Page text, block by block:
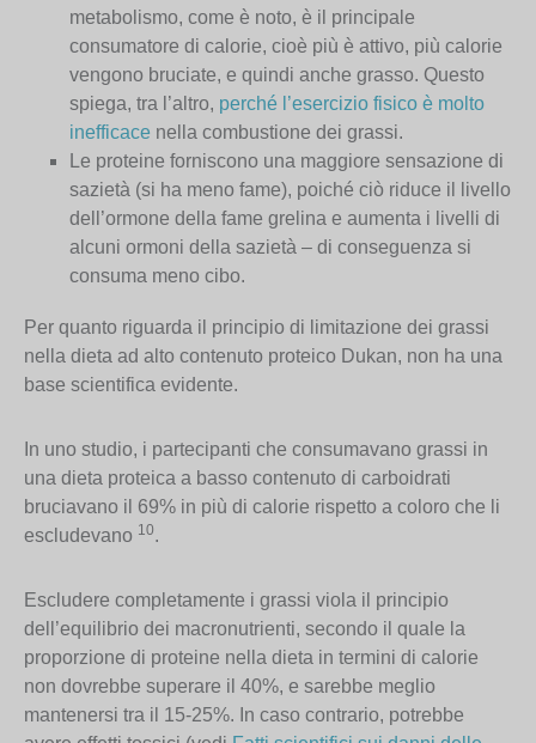
metabolismo, come è noto, è il principale
consumatore di calorie, cioè più è attivo, più calorie
vengono bruciate, e quindi anche grasso. Questo
spiega, tra l’altro, perché l’esercizio fisico è molto
inefficace nella combustione dei grassi.
Le proteine forniscono una maggiore sensazione di
sazietà (si ha meno fame), poiché ciò riduce il livello
dell’ormone della fame grelina e aumenta i livelli di
alcuni ormoni della sazietà – di conseguenza si
consuma meno cibo.
Per quanto riguarda il principio di limitazione dei grassi
nella dieta ad alto contenuto proteico Dukan, non ha una
base scientifica evidente.
In uno studio, i partecipanti che consumavano grassi in
una dieta proteica a basso contenuto di carboidrati
bruciavano il 69% in più di calorie rispetto a coloro che li
escludevano 10.
Escludere completamente i grassi viola il principio
dell’equilibrio dei macronutrienti, secondo il quale la
proporzione di proteine nella dieta in termini di calorie
non dovrebbe superare il 40%, e sarebbe meglio
mantenersi tra il 15-25%. In caso contrario, potrebbe